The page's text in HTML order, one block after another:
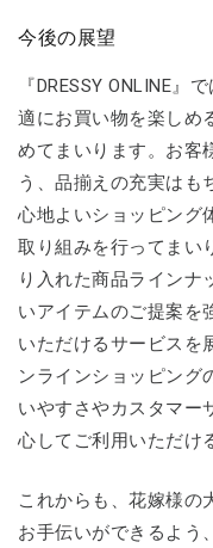
今後の展望
『DRESSY ONLINE
適にお買い物を楽しめ
めてまいります。お客
う、品揃えの充実はも
心地よいショッピング
取り組みを行ってまい
り入れた商品ラインナ
いアイテムのご提案を
いただけるサービスを
ンラインショッピング
いやすさやカスタマー
心してご利用いただけ
これからも、花嫁様の
お手伝いができるよう